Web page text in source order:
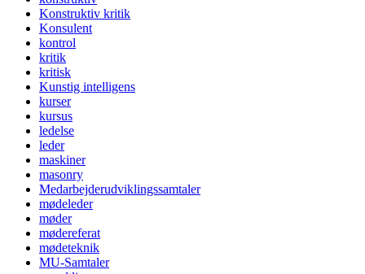
Konstruktiv kritik
Konsulent
kontrol
kritik
kritisk
Kunstig intelligens
kurser
kursus
ledelse
leder
maskiner
masonry
Medarbejderudviklingssamtaler
mødeleder
møder
mødereferat
mødeteknik
MU-Samtaler